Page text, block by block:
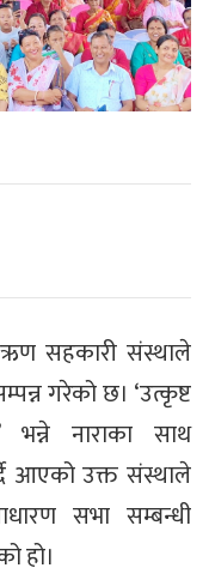
सहकारी संस्थाले
गरेको छ। ‘उत्कृष्ट
भन्ने नाराका साथ
आएको उक्त संस्थाले
सभा सम्बन्धी
हो।